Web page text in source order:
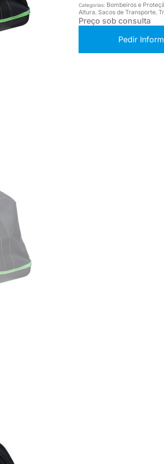
Categorias: Bombeiros e
Altura, Sacos de Transporte,
Preço sob consulta
Pedir